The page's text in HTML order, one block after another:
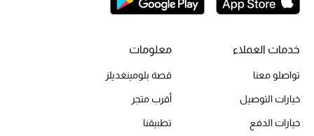
خصومات
الموسم الجديد
ما وصلنا حديثاً
خدمات العملاء
تواصلو معنا
خيارات التوصيل
خيارات الدفع
معلومات
قصة بلومينغديلز
أقرب متجر
تطبيقنا